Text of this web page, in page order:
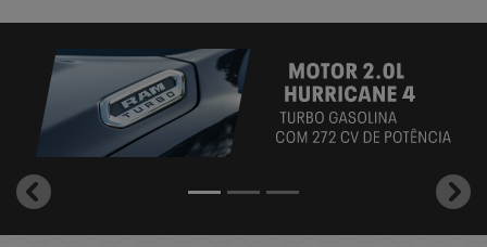
templates.template-
EXPLORE A RAMPAGE EM 360º